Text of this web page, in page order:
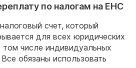
по налогам на ЕНС
счет, который
для всех юридических
том числе индивидуальных
обязаны использовать